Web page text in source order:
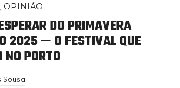
OPINIÃO
DO PRIMAVERA
2025 — O FESTIVAL QUE
PORTO
Sousa